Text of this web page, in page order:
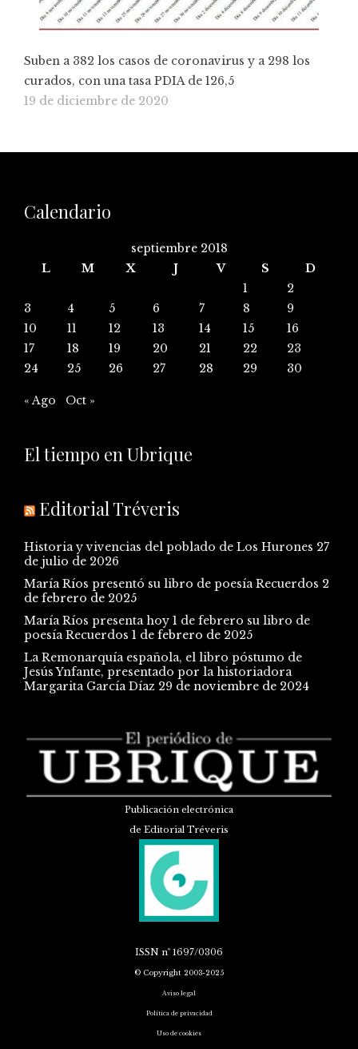
Suben a 382 los casos de coronavirus y a 298 los
curados, con una tasa PDIA de 126,5
19 de diciembre de 2020
Calendario
septiembre 2018
L
M X J V S
D
1
2
3
4 5 6 7 8
9
10
11 12 13 14 15
16
17
18 19 20 21 22
23
24
25 26 27 28 29 30
« Ago Oct »
El tiempo en Ubrique
Editorial Tréveris
Historia y vivencias del poblado de Los Hurones 27
de julio de 2026
María Ríos presentó su libro de poesía Recuerdos 2
de febrero de 2025
María Ríos presenta hoy 1 de febrero su libro de
poesía Recuerdos 1 de febrero de 2025
La Remonarquía española, el libro póstumo de
Jesús Ynfante, presentado por la historiadora
Margarita García Díaz 29 de noviembre de 2024
Publicación electrónica
de Editorial Tréveris
ISSN nº 1697/0306
© Copyright 2003-2025
Aviso legal
Política de privacidad
Uso de cookies